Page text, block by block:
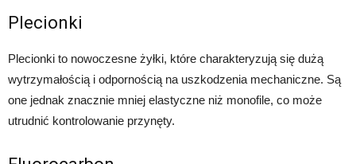
Plecionki
Plecionki to nowoczesne żyłki, które charakteryzują się dużą
wytrzymałością i odpornością na uszkodzenia mechaniczne. Są
one jednak znacznie mniej elastyczne niż monofile, co może
utrudnić kontrolowanie przynęty.